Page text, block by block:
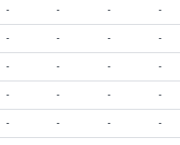
- - - -
- - - -
- - - -
- - - -
- - - -